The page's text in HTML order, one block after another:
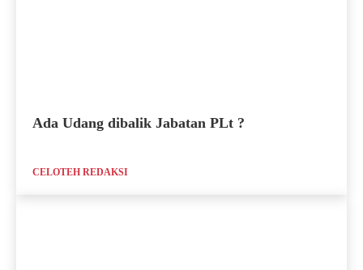
Ada Udang dibalik Jabatan PLt ?
CELOTEH REDAKSI